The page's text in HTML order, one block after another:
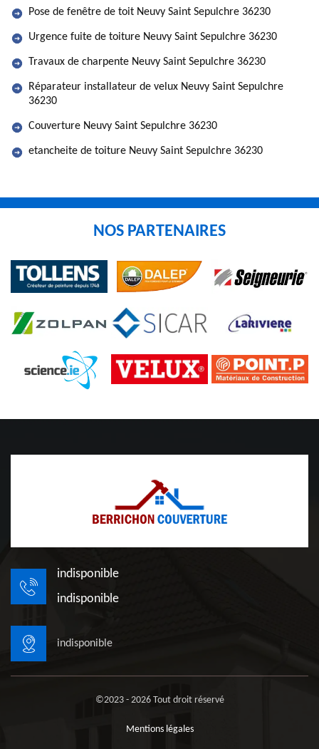
Pose de fenêtre de toit Neuvy Saint Sepulchre 36230
Urgence fuite de toiture Neuvy Saint Sepulchre 36230
Travaux de charpente Neuvy Saint Sepulchre 36230
Réparateur installateur de velux Neuvy Saint Sepulchre
36230
Couverture Neuvy Saint Sepulchre 36230
etancheite de toiture Neuvy Saint Sepulchre 36230
NOS PARTENAIRES
indisponible
indisponible
indisponible
©2023 - 2026 Tout droit réservé
Mentions légales